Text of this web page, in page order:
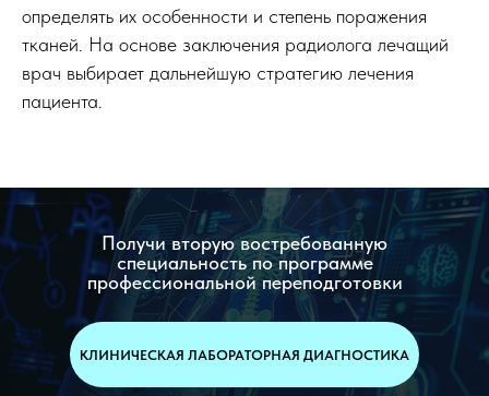
определять их особенности и степень поражения
тканей. На основе заключения радиолога лечащий
врач выбирает дальнейшую стратегию лечения
пациента.
Получи вторую востребованную
специальность по программе
профессиональной переподготовки
КЛИНИЧЕСКАЯ ЛАБОРАТОРНАЯ ДИАГНОСТИКА